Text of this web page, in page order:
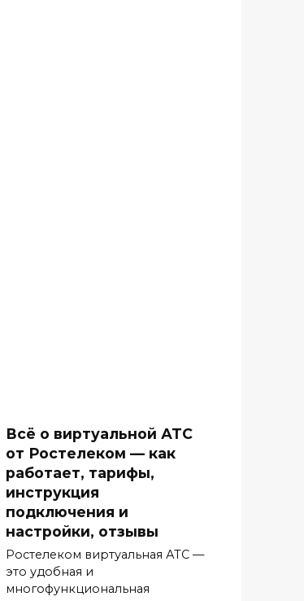
Всё о виртуальной АТС
от Ростелеком — как
работает, тарифы,
инструкция
подключения и
настройки, отзывы
Ростелеком виртуальная АТС —
это удобная и
многофункциональная